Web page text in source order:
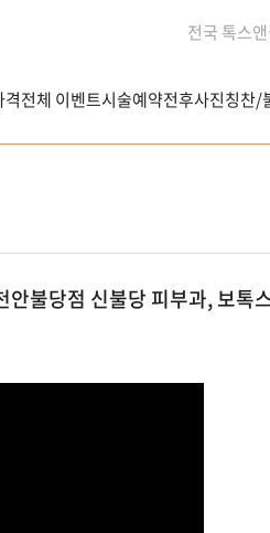
전국 톡스
전체 이벤트시술예약전후사진칭찬/
불당점 신불당 피부과, 보톡